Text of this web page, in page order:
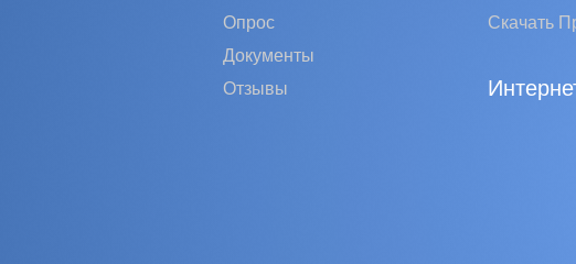
Опрос
Документы
Отзывы
Скачать